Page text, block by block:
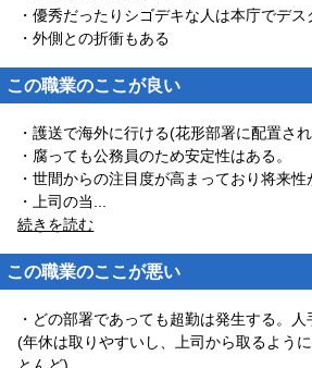
・優秀だったりシゴデキな人は本庁でデス
・外側との折衝もある
この職業のここが良い
・護送で海外に行ける(花形部署に配置さ
・腐っても公務員のため安定性はある。
・世間からの注目度が高まっており将来性
・上司の当...
続きを読む
この職業のここが悪い
・どの部署であっても超勤は発生する。人
(年休は取りやすいし、上司から取るよう